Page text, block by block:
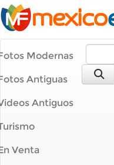
Modernas
Antiguas
Antiguos
Venta